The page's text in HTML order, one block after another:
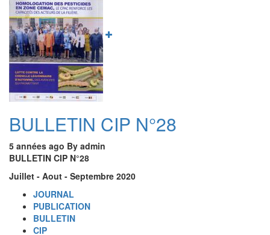
BULLETIN CIP N°28
5 années ago By admin
BULLETIN CIP N°28
Juillet - Aout - Septembre 2020
JOURNAL
PUBLICATION
BULLETIN
CIP